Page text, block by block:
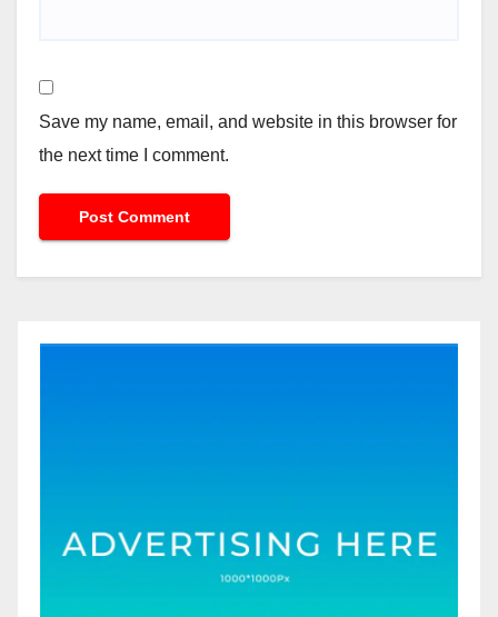
Save my name, email, and website in this browser for
the next time I comment.